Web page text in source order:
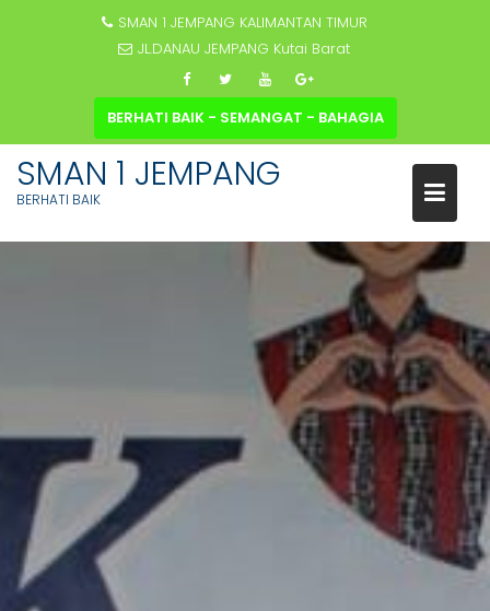
SMAN 1 JEMPANG KALIMANTAN TIMUR
JL.DANAU JEMPANG Kutai Barat
BERHATI BAIK - SEMANGAT - BAHAGIA
SMAN 1 JEMPANG
BERHATI BAIK